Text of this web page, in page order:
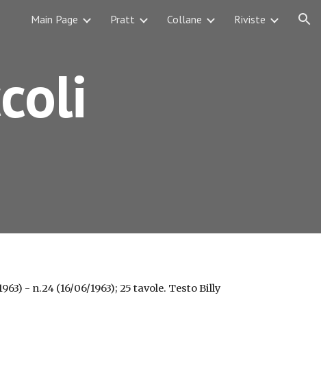
Main Page Pratt Collane Riviste
- n.24 (16/06/1963); 25 tavole. Testo Billy